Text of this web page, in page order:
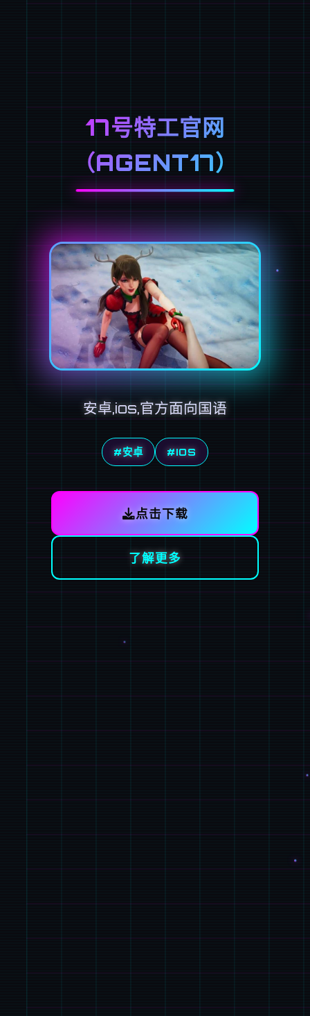
17号特工官网
（AGENT17）
安卓,ios,官方面向国语
#安卓 #IOS
点击下载
了解更多